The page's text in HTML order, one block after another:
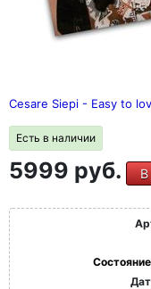
Cesare Siepi - Easy to
Есть в наличии
5999 руб. В